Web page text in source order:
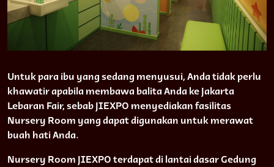
Untuk para ibu yang sedang menyusui, Anda tidak perlu
khawatir apabila membawa balita Anda ke Jakarta
Lebaran Fair, sebab JIEXPO menyediakan fasilitas
Nursery Room yang dapat digunakan untuk merawat
buah hati Anda.
Nursery Room JIEXPO terdapat di lantai dasar Gedung